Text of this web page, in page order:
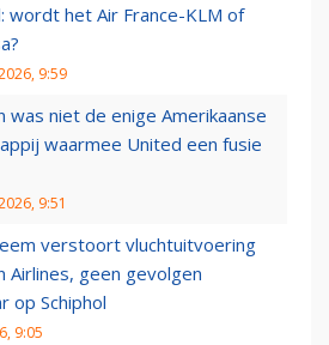
wordt het Air France-KLM of
9:59
was niet de enige Amerikaanse
waarmee United een fusie
9:51
verstoort vluchtuitvoering
Airlines, geen gevolgen
op Schiphol
9:05